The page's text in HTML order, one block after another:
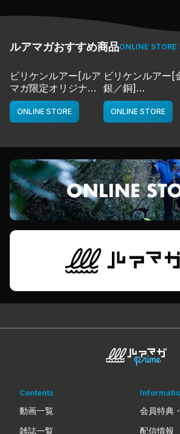
ルアマガおすすめ商品ONLINE STORE
ビリケンルアー[ルア
マガ限定オリジナル
カラー／LMチャー
ト]
deps
ONLINE STORE
ビリケンルアー[
銀／銅]
deps
ONLINE STORE
Contents
動画一覧
雑誌一覧
会員特典
配信情報